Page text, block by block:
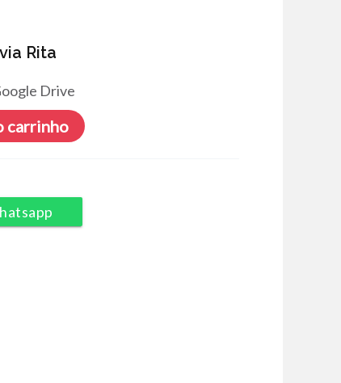
Rita
Drive
carrinho